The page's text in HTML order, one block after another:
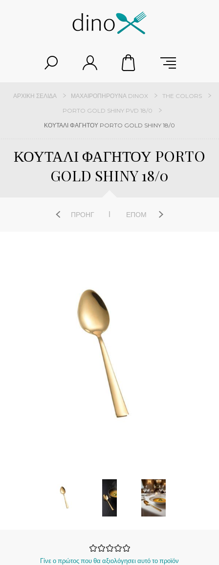
ΑΡΧΙΚΉ ΣΕΛΊΔΑ ΜΑΧΑΙΡΟΠΉΡΟΥΝΑ DINOX
THE COLORS
PORTO GOLD SHINY PVD 18/0
ΚΟΥΤΑΛΙ ΦΑΓΗΤΟΥ PORTO GOLD SHINY 18/0
ΚΟΥΤΑΛΙ ΦΑΓΗΤΟΥ PORTO
GOLD SHINY 18/0
ΠΡΟΗΓ ΕΠΌΜ
Γίνε ο πρώτος που θα αξιολόγησει αυτό το προϊόν